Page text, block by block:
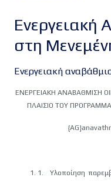
Ενεργειακή
στη
Ενεργειακή
ΕΝΕΡΓΕΙΑΚΗ ΑΝΑΒΑΘΜΙΣΗ
ΠΛΑΙΣΙΟ ΤΟΥ
1. Υλοποίηση